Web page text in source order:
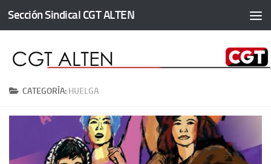
Saltar al contenido
Sección Sindical CGT ALTEN
CATEGORÍA: HUELGA